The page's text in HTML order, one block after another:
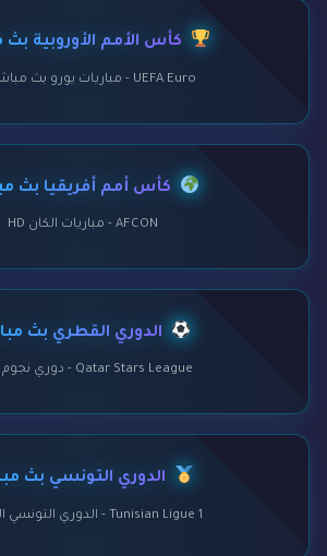
كأس الأمم الأوروبية
UEFA Euro - مباريات يورو بث مباشر HD
كأس أمم أفريقيا بث
AFCON - مباريات الكان HD
الدوري القطري بث
Qatar Stars League - دوري نجوم قطر
الدوري التونسي بث
Tunisian Ligue 1 - الدوري التونسي الممتاز